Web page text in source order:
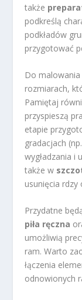
także
podkreślą
podkładów
przygotować
Do
rozmiarach,
Pamiętaj
przyspieszą
etapie
gradacjach
wygładzania i
także w
usunięcia rdzy
Przydatne
piła ręczna
umożliwią
ram. Warto
łączenia
odnowionych